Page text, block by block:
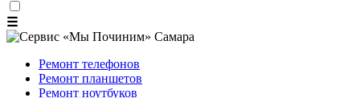
☰
Ремонт телефонов
Ремонт планшетов
Ремонт ноутбуков